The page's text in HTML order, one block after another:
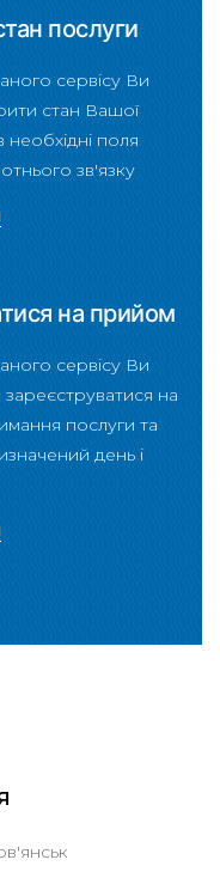
послуги
сервісу Ви
стан Вашої
необхідні поля
зв'язку
на прийом
сервісу Ви
на
послуги та
день і